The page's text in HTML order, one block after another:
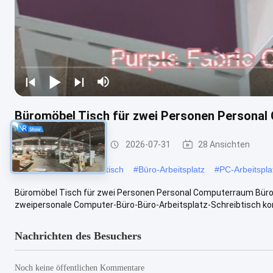
Büromöbel Tisch für zwei Personen
Büroarbeitsplätze 2026-07-31 28 Ansichten
#Modularer Arbeitsplatztisch #Büro-Arbeitsplatz #PC-
Büromöbel Tisch für zwei Personen Personal Computerraum
zweipersonale Computer-Büro-Büro-Arbeitsplatz-Schreibtisch
Nachrichten des Besuchers
Noch keine öffentlichen Kommentare